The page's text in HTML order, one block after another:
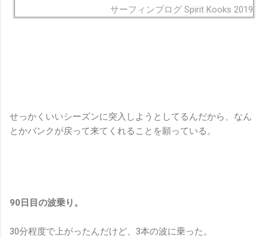
サーフィンブログ Spirit Kooks 2019
せっかくいいシーズンに突入しようとしてるんだから、なん
とかバンクが戻って来てくれることを願っている。
90日目の波乗り。
30分程度で上がったんだけど、3本の波に乗った。